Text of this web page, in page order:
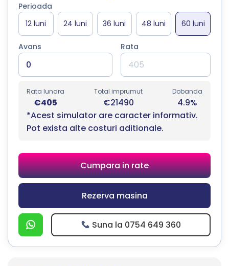
Perioada
Avans Rata
Rata lunara
€405
Total imprumut
€21490
Dobanda
4.9%
*Acest simulator are caracter informativ.
Pot exista alte costuri aditionale.
Cumpara in rate
Rezerva masina
Suna la 0754 649 360